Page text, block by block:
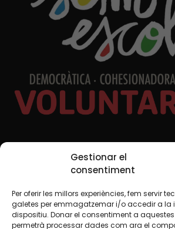
Gestionar el
consentiment
Per oferir les millors experiències, fem servir
galetes per emmagatzemar i/o accedir a la
dispositiu. Donar el consentiment a
permetrà processar dades com ara el
Xarxes Socials
TWT YTB IG FB IN